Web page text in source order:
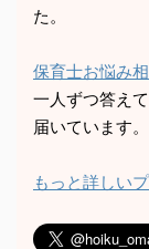
た。
保育士お悩み
一人ずつ答え
届いています。
もっと詳しい